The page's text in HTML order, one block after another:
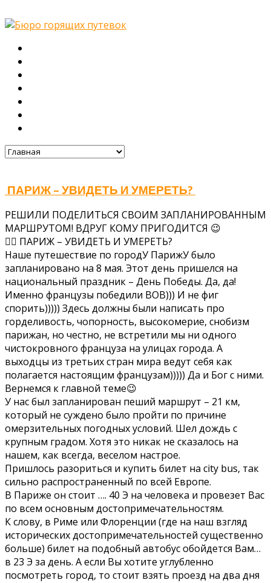
ПАРИЖ – УВИДЕТЬ И УМЕРЕТЬ?
РЕШИЛИ ПОДЕЛИТЬСЯ СВОИМ ЗАПЛАНИРОВАННЫМ
МАРШРУТОМ! ВДРУГ КОМУ ПРИГОДИТСЯ 😉
☝🏻 ПАРИЖ – УВИДЕТЬ И УМЕРЕТЬ?
Наше путешествие по городУ ПарижУ было
запланировано на 8 мая. Этот день пришелся на
национальный праздник – День Победы. Да, да!
Именно французы победили ВОВ))) И не фиг
спорить))))) Здесь должны были написать про
горделивость, чопорность, высокомерие, снобизм
парижан, но честно, не встретили мы ни одного
чистокровного француза на улицах города. А
выходцы из третьих стран мира ведут себя как
полагается настоящим французам))))) Да и Бог с ними.
Вернемся к главной теме😉
У нас был запланирован пеший маршрут – 21 км,
который не суждено было пройти по причине
омерзительных погодных условий. Шел дождь с
крупным градом. Хотя это никак не сказалось на
нашем, как всегда, веселом настрое.
Пришлось разориться и купить билет на city bus, так
сильно распространенный по всей Европе.
В Париже он стоит …. 40 Э на человека и провезет Вас
по всем основным достопримечательностям.
К слову, в Риме или Флоренции (где на наш взгляд
исторических достопримечательностей существенно
больше) билет на подобный автобус обойдется Вам…
в 23 Э за день. А если Вы хотите углубленно
посмотреть город, то стоит взять проезд на два дня